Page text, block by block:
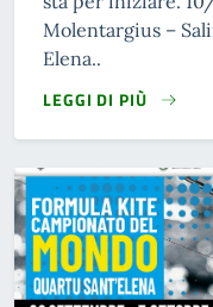
Molentargius –
Elena..
LEGGI DI PIÙ